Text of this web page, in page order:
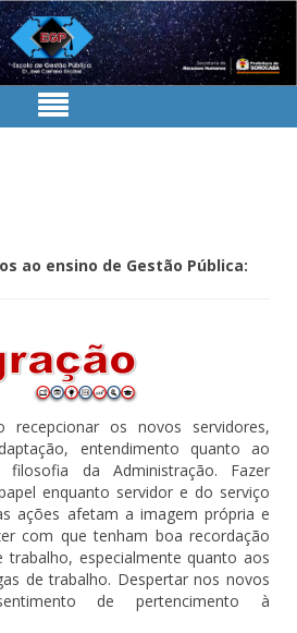
ao ensino de Gestão Pública:
recepcionar os novos servidores,
entendimento quanto ao
filosofia da Administração. Fazer
enquanto servidor e do serviço
ações afetam a imagem própria e
com que tenham boa recordação
trabalho, especialmente quanto aos
de trabalho. Despertar nos novos
de pertencimento à